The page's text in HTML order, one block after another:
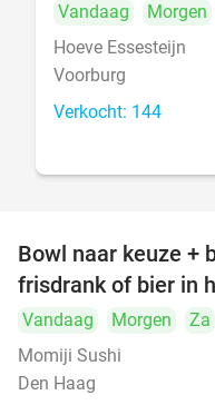
Vandaag
Morgen
Hoeve Essesteijn
Voorburg
Verkocht: 144
Bowl naar keuze +
frisdrank of bier in
Vandaag Morgen Za
Momiji Sushi
Den Haag